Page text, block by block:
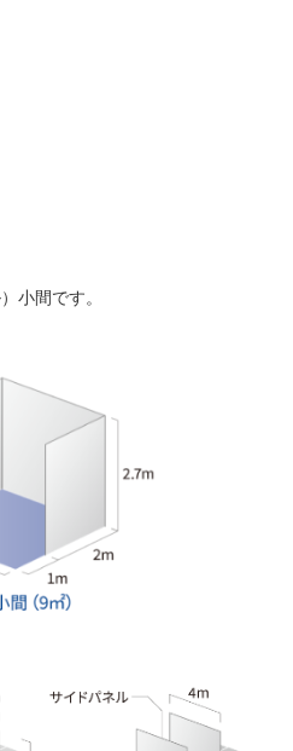
小間です。